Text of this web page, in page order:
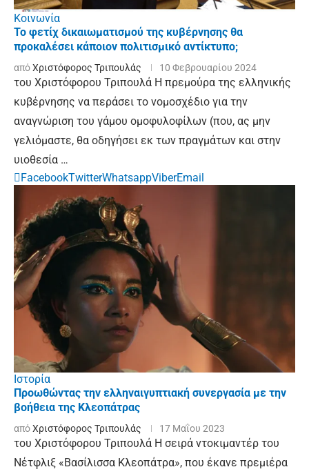
Κοινωνία
Το φετίχ δικαιωματισμού της κυβέρνησης θα
προκαλέσει κάποιον πολιτισμικό αντίκτυπο;
απόΧριστόφορος Τριπουλάς 10 Φεβρουαρίου 2024
του Χριστόφορου Τριπουλά Η πρεμούρα της ελληνικής
κυβέρνησης να περάσει το νομοσχέδιο για την
αναγνώριση του γάμου ομοφυλοφίλων (που, ας μην
γελιόμαστε, θα οδηγήσει εκ των πραγμάτων και στην
υιοθεσία …
FacebookTwitterWhatsappViberEmail
Ιστορία
Προωθώντας την ελληναιγυπτιακή συνεργασία με την
βοήθεια της Κλεοπάτρας
απόΧριστόφορος Τριπουλάς 17 Μαΐου 2023
του Χριστόφορου Τριπουλά Η σειρά ντοκιμαντέρ του
Νέτφλιξ «Βασίλισσα Κλεοπάτρα», που έκανε πρεμιέρα